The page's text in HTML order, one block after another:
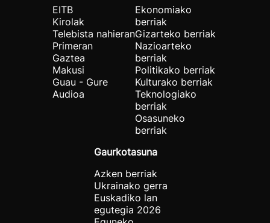
EITB
Kirolak
Telebista nahieran
Primeran
Gaztea
Makusi
Guau - Gure
Audioa
Ekonomiako
berriak
Gizarteko berriak
Nazioarteko
berriak
Politikako berriak
Kulturako berriak
Teknologiako
berriak
Osasuneko
berriak
Gaurkotasuna
Azken berriak
Ukrainako gerra
Euskadiko lan
egutegia 2026